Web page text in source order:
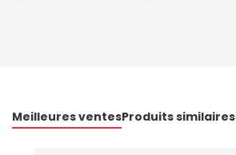
Meilleures ventesProduits similaires